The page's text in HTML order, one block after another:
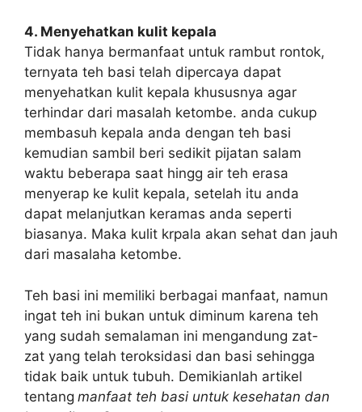
4. Menyehatkan kulit kepala
Tidak hanya bermanfaat untuk rambut rontok,
ternyata teh basi telah dipercaya dapat
menyehatkan kulit kepala khususnya agar
terhindar dari masalah ketombe. anda cukup
membasuh kepala anda dengan teh basi
kemudian sambil beri sedikit pijatan salam
waktu beberapa saat hingg air teh erasa
menyerap ke kulit kepala, setelah itu anda
dapat melanjutkan keramas anda seperti
biasanya. Maka kulit krpala akan sehat dan jauh
dari masalaha ketombe.
Teh basi ini memiliki berbagai manfaat, namun
ingat teh ini bukan untuk diminum karena teh
yang sudah semalaman ini mengandung zat-
zat yang telah teroksidasi dan basi sehingga
tidak baik untuk tubuh. Demikianlah artikel
tentang manfaat teh basi untuk kesehatan dan